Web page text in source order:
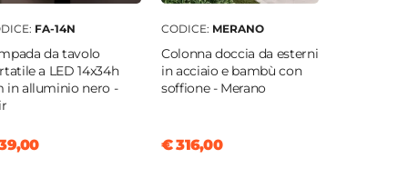
FA-14N
da tavolo
a LED 14x34h
in alluminio nero -
CODICE: MERANO
Colonna doccia da esterni
in acciaio e bambù con
soffione - Merano
€ 316,00